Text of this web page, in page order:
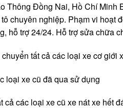
Thông Đồng Nai, Hồ Chí Minh
chuyên nghiệp. Phạm vi hoạt
hỗ trợ 24/24. Hỗ trợ sửa chữa
tất cả các loại xe cơ
loại xe cũ đã qua sử dụng
cả các loại xe cũ xe nát xe hết